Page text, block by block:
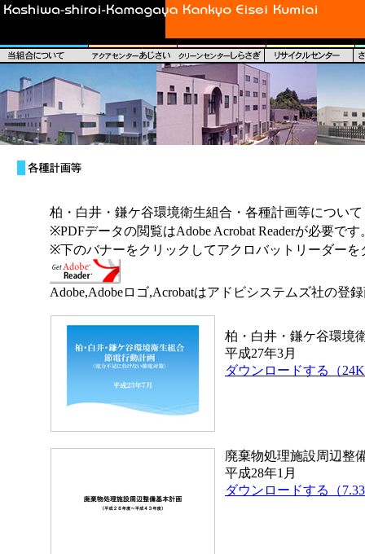
柏・白井・鎌ケ谷環境衛生組合・各種計画等について
※PDFデータの閲覧はAdobe Acrobat Readerが必要です
※下のバナーをクリックしてアクロバットリーダー
Adobe,Adobeロゴ,Acrobatはアドビシステムズ社の
柏・白井・鎌ケ谷環境
平成27年3月
ダウンロードする（
廃棄物処理施設周辺整
平成28年1月
ダウンロードする（